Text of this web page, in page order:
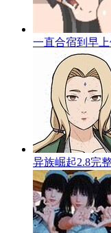
一直合宿到早
异族崛起2.8完